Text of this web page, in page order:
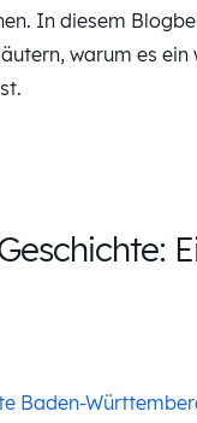
In diesem
warum es
Baden-